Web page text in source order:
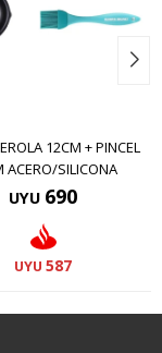
12CM + PINCEL
ACERO/SILICONA
UYU 690
UYU 587